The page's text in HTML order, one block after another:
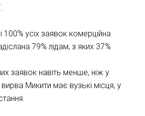
усіх заявок комерційна
79% лідам, з яких 37%
заявок навіть менше, ніж у
Микити має вузькі місця, у